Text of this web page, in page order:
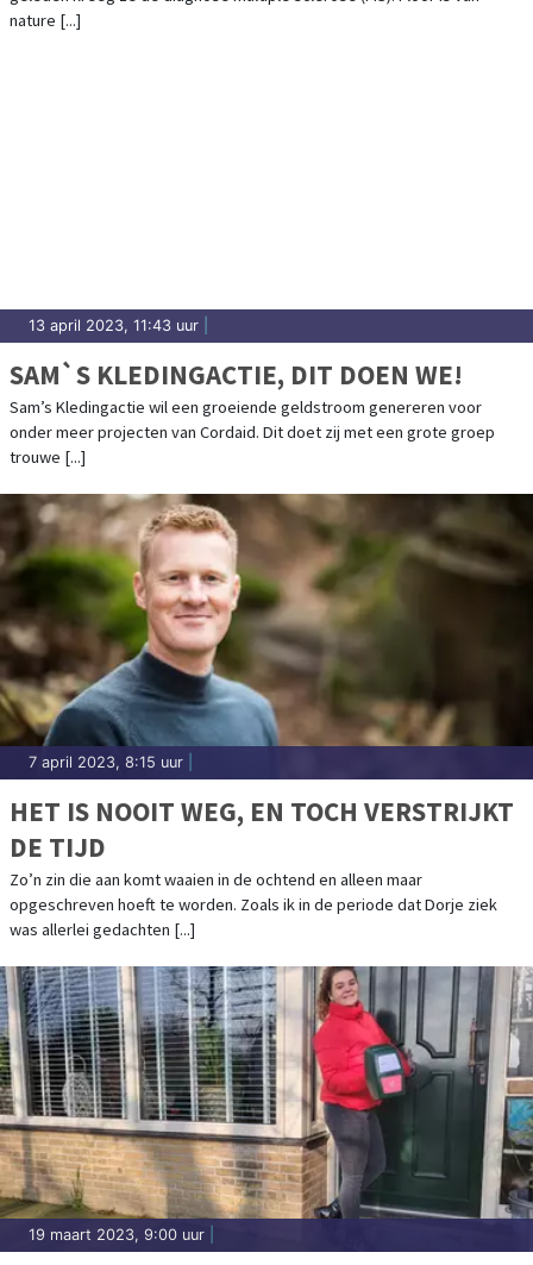
nature [...]
13 april 2023, 11:43 uur
SAM`S KLEDINGACTIE, DIT DOEN WE!
Sam’s Kledingactie wil een groeiende geldstroom genereren voor
onder meer projecten van Cordaid. Dit doet zij met een grote groep
trouwe [...]
7 april 2023, 8:15 uur
HET IS NOOIT WEG, EN TOCH VERSTRIJKT
DE TIJD
Zo’n zin die aan komt waaien in de ochtend en alleen maar
opgeschreven hoeft te worden. Zoals ik in de periode dat Dorje ziek
was allerlei gedachten [...]
19 maart 2023, 9:00 uur